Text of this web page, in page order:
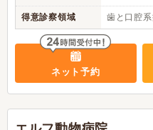
得意診察領域 歯と口腔
ネット予約